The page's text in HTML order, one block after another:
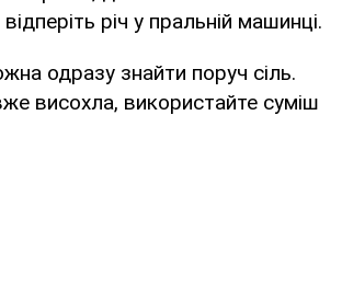
річ у пральній машинці.
одразу знайти поруч сіль.
висохла, використайте суміш